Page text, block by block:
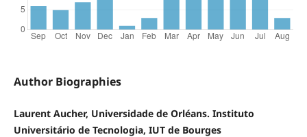
Author Biographies
Laurent Aucher, Universidade de Orléans. Instituto
Universitário de Tecnologia, IUT de Bourges